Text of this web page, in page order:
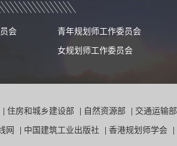
会 青年规划师工作委员会
女规划师工作委员会
住房和城乡建设部 自然资源部 交通运输部
网 中国建筑工业出版社 香港规划师学会